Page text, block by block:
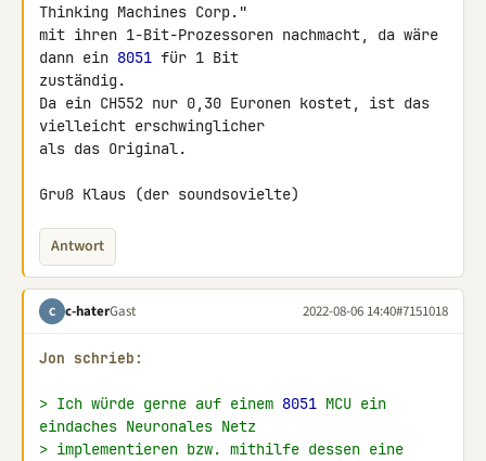
Thinking Machines Corp."
mit ihren 1-Bit-Prozessoren nachmacht, da wäre
dann ein 8051 für 1 Bit
zuständig.
Da ein CH552 nur 0,30 Euronen kostet, ist das
vielleicht erschwinglicher
als das Original.
Gruß Klaus (der soundsovielte)
Antwort
C c-haterGast 2022-08-06 14:40#7151018
Jon schrieb:
> Ich würde gerne auf einem 8051 MCU ein
eindaches Neuronales Netz
> implementieren bzw. mithilfe dessen eine